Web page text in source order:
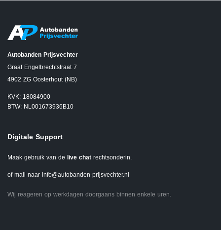
Autobanden Prijsvechter
Graaf Engelbrechtstraat 7
4902 ZG Oosterhout (NB)
KVK: 18084900
BTW: NL001673936B10
Digitale Support
Maak gebruik van de live chat rechtsonderin.
of mail naar info@autobanden-prijsvechter.nl
Wij reageren op werkdagen doorgaans binnen enkele uren.